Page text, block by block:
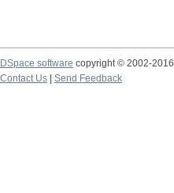
DSpace software copyright © 2002-2016
Contact Us
Send Feedback